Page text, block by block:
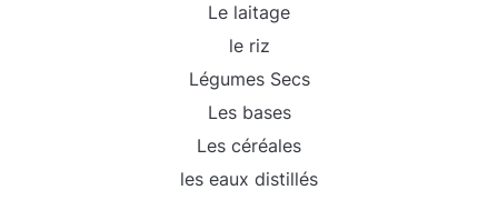
Le laitage
le riz
Légumes Secs
Les bases
Les céréales
les eaux distillés